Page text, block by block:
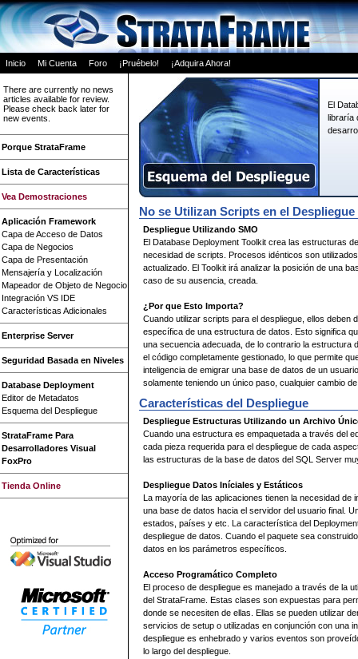
Inicio Mi Cuenta Foro ¡Pruébelo! ¡Adquira Ahora!
There are currently no news
articles available for review.
Please check back later for
new events.
Porque StrataFrame
Lista de Características
Vea Demostraciones
Aplicación Framework
Capa de Acceso de Datos
Capa de Negocios
Capa de Presentación
Mensajería y Localización
Mapeador de Objeto de Negocio
Integración VS IDE
Características Adicionales
Enterprise Server
Seguridad Basada en Niveles
Database Deployment
Editor de Metadatos
Esquema del Despliegue
StrataFrame Para
Desarrolladores Visual
FoxPro
Tienda Online
El
libraría
No se Utilizan Scripts en el Despliegue
Despliegue Utilizando SMO
El Database Deployment Toolkit crea las estructuras
necesidad de scripts. Procesos idénticos son
actualizado. El Toolkit irá analizar la posición de una
caso de su ausencia, creada.
¿Por que Esto Importa?
Cuando utilizar scripts para el despliegue, ellos
específica de una estructura de datos. Esto significa
una secuencia adecuada, de lo contrario la estructura
el código completamente gestionado, lo que permite
inteligencia de emigrar una base de datos de un
solamente teniendo un único paso, cualquier cambio
Características del Despliegue
Despliegue Estructuras Utilizando un Archivo
Cuando una estructura es empaquetada a través del
cada pieza requerida para el despliegue de cada
las estructuras de la base de datos del SQL Server
Despliegue Datos Iníciales y Estáticos
La mayoría de las aplicaciones tienen la necesidad de
una base de datos hacia el servidor del usuario final.
estados, países y etc. La característica del
despliegue de datos. Cuando el paquete sea
datos en los parámetros específicos.
Acceso Programático Completo
El proceso de despliegue es manejado a través de la
del StrataFrame. Estas clases son expuestas para
donde se necesiten de ellas. Ellas se pueden utilizar
servicios de setup o utilizadas en conjunción con una
despliegue es enhebrado y varios eventos son
lo largo del despliegue.